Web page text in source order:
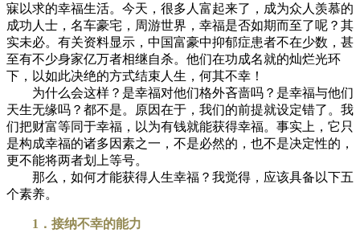
寐以求的幸福生活。今天，很多人富起来了，成为众人羡慕的
成功人士，名车豪宅，周游世界，幸福是否如期而至了呢？其
实未必。有关资料显示，中国富豪中抑郁症患者不在少数，甚
至有不少身家亿万者相继自杀。他们在功成名就的灿烂光环
下，以如此决绝的方式结束人生，何其不幸！
为什么会这样？是幸福对他们格外吝啬吗？是幸福与他们
天生无缘吗？都不是。原因在于，我们的前提就设定错了。我
们把财富等同于幸福，以为有钱就能获得幸福。事实上，它只
是构成幸福的诸多因素之一，不是必然的，也不是决定性的，
更不能将两者划上等号。
那么，如何才能获得人生幸福？我觉得，应该具备以下五
个素养。
1．接纳不幸的能力